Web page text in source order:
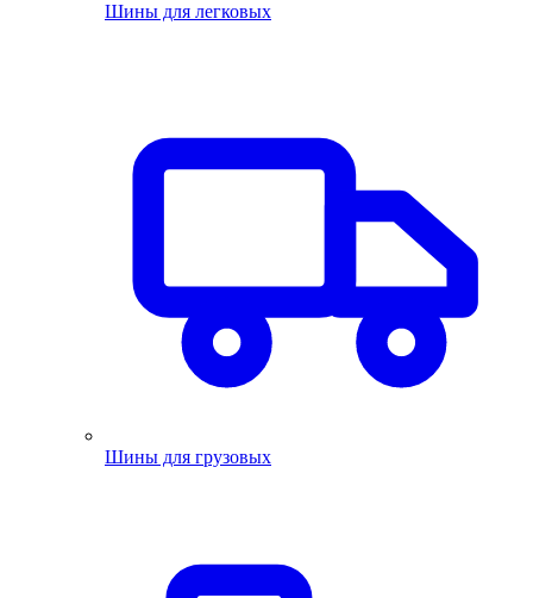
Шины для легковых
Шины для грузовых